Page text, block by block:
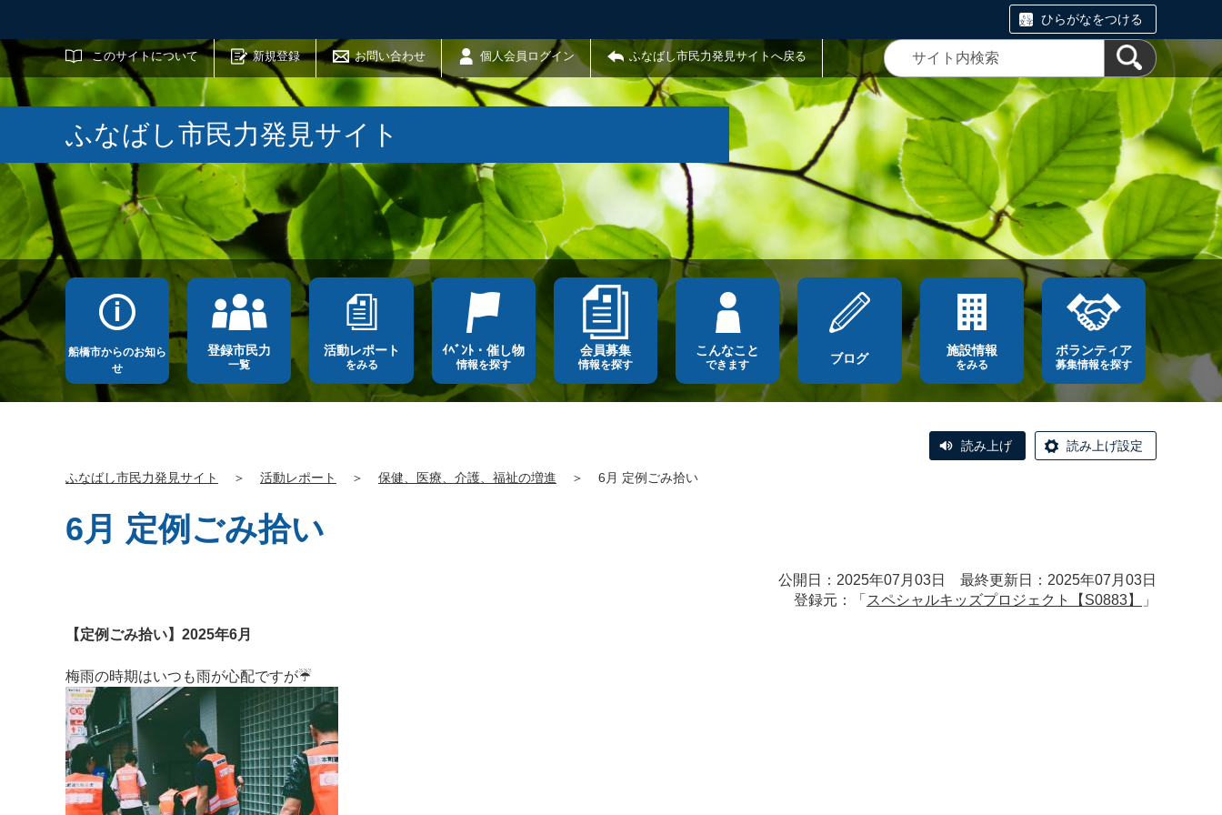
ひらがなをつける
このサイトについて 新規登録 お問い合わせ 個人会員ログイン ふなばし市民力発見サイトへ戻る
サイト内検索
ふなばし市民力発見サイト
船橋市からのお知ら
せ
登録市民力
一覧
活動レポート
をみる
ｲﾍﾞﾝﾄ・催し物
情報を探す
会員募集
情報を探す
こんなこと
できます ブログ
施設情報
をみる
ボランティア
募集情報を探す
読み上げ 読み上げ設定
ふなばし市民力発見サイト ＞ 活動レポート ＞ 保健、医療、介護、福祉の増進 ＞ 6月 定例ごみ拾い
6月 定例ごみ拾い
公開日：2025年07月03日 最終更新日：2025年07月03日
登録元：「 スペシャルキッズプロジェクト【S0883】 」
【定例ごみ拾い】2025年6月
梅雨の時期はいつも雨が心配ですが☔